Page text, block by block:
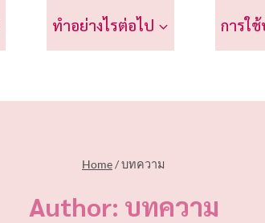
ทำอย่างไรต่อไป การใ
Home/บทความ
Author: บทความ